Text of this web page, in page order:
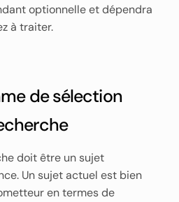
optionnelle et dépendra
à traiter.
de sélection
doit être un sujet
Un sujet actuel est bien
en termes de